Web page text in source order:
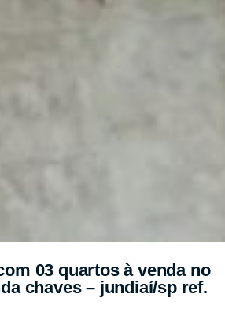
03 quartos à venda no
chaves – jundiaí/sp ref.